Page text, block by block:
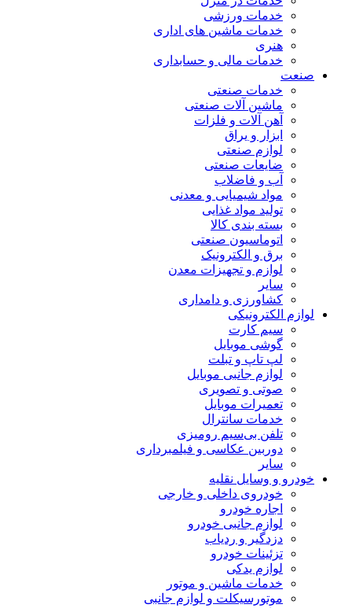
خدمات ورزشی
خدمات ماشین های اداری
هنری
خدمات مالی و حسابداری
صنعت
خدمات صنعتی
ماشین آلات صنعتی
آهن آلات و فلزات
ابزار و یراق
لوازم صنعتی
ضایعات صنعتی
آب و فاضلاب
مواد شیمیایی و معدنی
تولید مواد غذایی
بسته بندی کالا
اتوماسیون صنعتی
برق و الکترونیک
لوازم و تجهیزات معدن
سایر
کشاورزی و دامداری
لوازم الکترونیکی
سیم کارت
گوشی موبایل
لپ تاپ و تبلت
لوازم جانبی موبایل
صوتی و تصویری
تعمیرات موبایل
خدمات سانترال
تلفن بی‌سیم رومیزی
دوربین عکاسی و فیلمبرداری
سایر
خودرو و وسایل نقلیه
خودروی داخلی و خارجی
اجاره خودرو
لوازم جانبی خودرو
دزدگیر و ردیاب
تزئینات خودرو
لوازم یدکی
خدمات ماشین و موتور
موتورسیکلت و لوازم جانبی